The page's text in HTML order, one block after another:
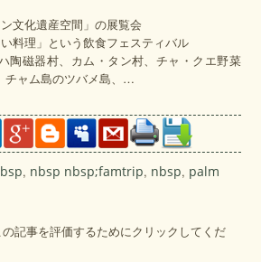
文化遺産空間」の展覧会
料理」という飲食フェスティバル
陶磁器村、カム・タン村、チャ・クエ野菜
チャム島のツバメ島、…
, nbsp nbsp;famtrip, nbsp, palm
の記事を評価するためにクリックしてくだ